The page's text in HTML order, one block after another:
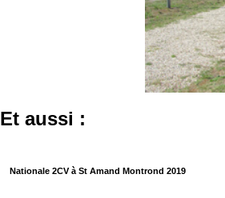
Et aussi :
Nationale 2CV à St Amand Montrond 2019